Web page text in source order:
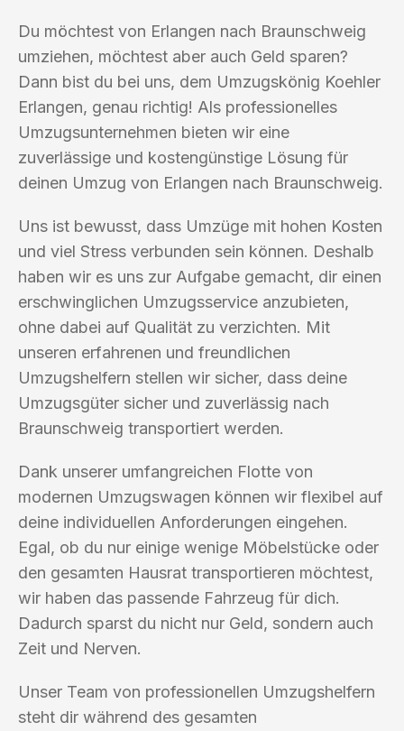
Du möchtest von Erlangen nach Braunschweig
umziehen, möchtest aber auch Geld sparen?
Dann bist du bei uns, dem Umzugskönig Koehler
Erlangen, genau richtig! Als professionelles
Umzugsunternehmen bieten wir eine
zuverlässige und kostengünstige Lösung für
deinen Umzug von Erlangen nach Braunschweig.
Uns ist bewusst, dass Umzüge mit hohen Kosten
und viel Stress verbunden sein können. Deshalb
haben wir es uns zur Aufgabe gemacht, dir einen
erschwinglichen Umzugsservice anzubieten,
ohne dabei auf Qualität zu verzichten. Mit
unseren erfahrenen und freundlichen
Umzugshelfern stellen wir sicher, dass deine
Umzugsgüter sicher und zuverlässig nach
Braunschweig transportiert werden.
Dank unserer umfangreichen Flotte von
modernen Umzugswagen können wir flexibel auf
deine individuellen Anforderungen eingehen.
Egal, ob du nur einige wenige Möbelstücke oder
den gesamten Hausrat transportieren möchtest,
wir haben das passende Fahrzeug für dich.
Dadurch sparst du nicht nur Geld, sondern auch
Zeit und Nerven.
Unser Team von professionellen Umzugshelfern
steht dir während des gesamten